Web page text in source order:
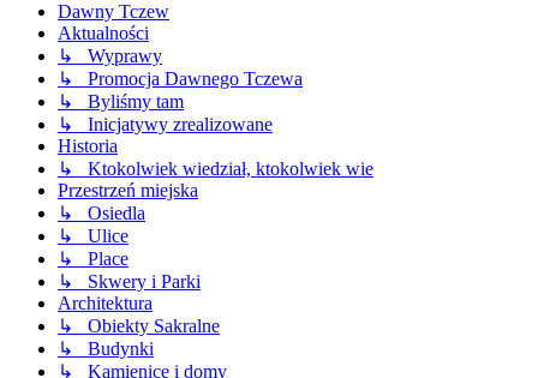
Dawny Tczew
Aktualności
↳ Wyprawy
↳ Promocja Dawnego Tczewa
↳ Byliśmy tam
↳ Inicjatywy zrealizowane
Historia
↳ Ktokolwiek wiedział, ktokolwiek wie
Przestrzeń miejska
↳ Osiedla
↳ Ulice
↳ Place
↳ Skwery i Parki
Architektura
↳ Obiekty Sakralne
↳ Budynki
↳ Kamienice i domy